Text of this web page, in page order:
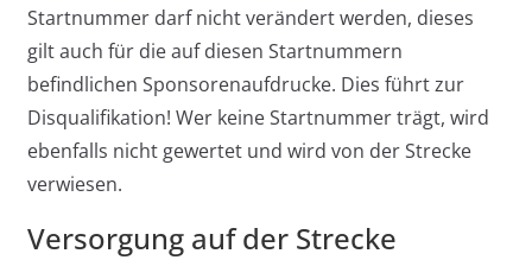
Startnummer darf nicht verändert werden, dieses
gilt auch für die auf diesen Startnummern
befindlichen Sponsorenaufdrucke. Dies führt zur
Disqualifikation! Wer keine Startnummer trägt, wird
ebenfalls nicht gewertet und wird von der Strecke
verwiesen.
Versorgung auf der Strecke